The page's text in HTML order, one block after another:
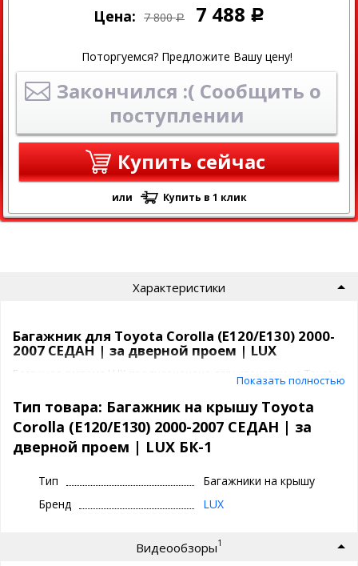
Цена: 7 800 Р 7 488 Р
Поторгуемся? Предложите Вашу цену!
Закончился :( Сообщить о
поступлении
Купить сейчас
или Купить в 1 клик
Характеристики
Багажник для Toyota Corolla (E120/E130) 2000-
2007 СЕДАН | за дверной проем | LUX
Багажная система LUX предназначена для установки на Toyota
Corolla (E120/E130) 2000-2007 СЕДАН | за дверной проем на
крышу автомобиля.
Крепежные элементы жестко фиксируют багажник в
необходимом положении. Для предотвращения повреждения
лакокрасочного слоя крыши, крепежные элементы покрыты
специальным полиуретановым составом.
Багажник ЛЮКС представляет собой
2 поперечины
Поперечины багажника ЛЮКС представлены в 3 вариантах
Показать полностью
Тип товара: Багажник на крышу Toyota
Corolla (E120/E130) 2000-2007 СЕДАН | за
дверной проем | LUX БК-1
Тип
Багажники на крышу
Бренд
LUX
Видеообзоры1